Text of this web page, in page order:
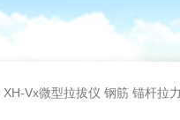
XH-Vx微型拉拔仪 钢筋 锚杆拉